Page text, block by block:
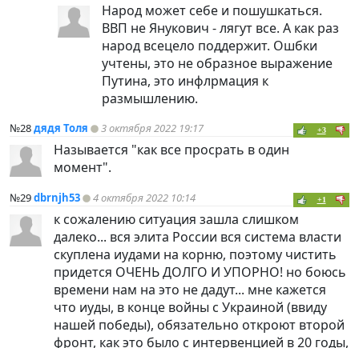
Народ может себе и пошушкаться.
ВВП не Янукович - лягут все. А как раз
народ всецело поддержит. Ошбки
учтены, это не образное выражение
Путина, это инфлрмация к
размышлению.
№28дядя Толя 3 октября 2022 19:17 +3
Называется "как все просрать в один
момент".
№29dbrnjh53 4 октября 2022 10:14 +1
к сожалению ситуация зашла слишком
далеко... вся элита России вся система власти
скуплена иудами на корню, поэтому чистить
придется ОЧЕНЬ ДОЛГО И УПОРНО! но боюсь
времени нам на это не дадут... мне кажется
что иуды, в конце войны с Украиной (ввиду
нашей победы), обязательно откроют второй
фронт, как это было с интервенцией в 20 годы,